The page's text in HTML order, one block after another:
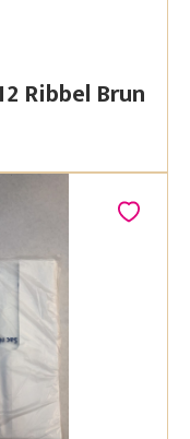
Lot 10 Sac Kraft 12X12X12 Ribbel Brun